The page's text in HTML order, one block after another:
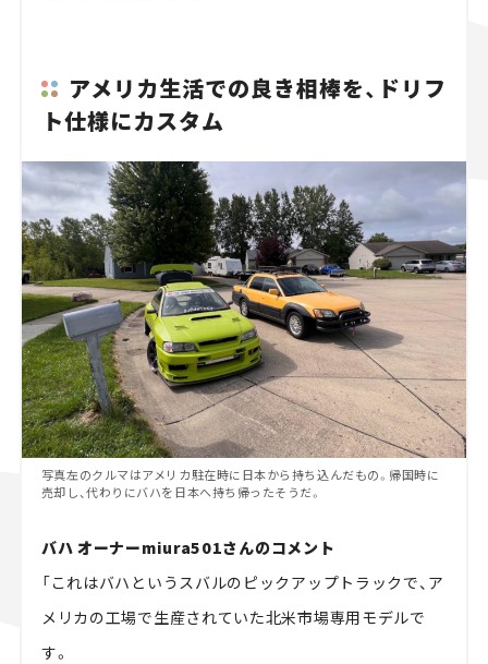
アメリカ生活での良き相棒を、ドリフ
ト仕様にカスタム
写真左のクルマはアメリカ駐在時に日本から持ち込んだもの。帰国時に
売却し、代わりにバハを日本へ持ち帰ったそうだ。
バハオーナーmiura501さんのコメント
「これはバハというスバルのピックアップトラックで、ア
メリカの工場で生産されていた北米市場専用モデルで
す。